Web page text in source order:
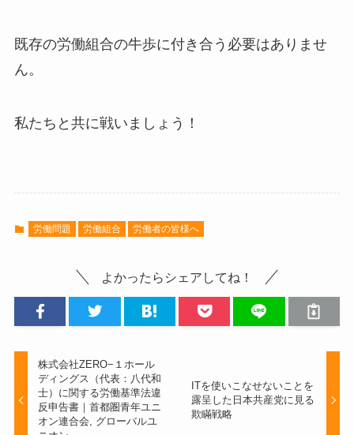
既存の労働組合の牛歩に付き合う必要はありませ
ん。
私たちと共に戦いましょう！
労働問題 労働組合 労働者の皆様へ
よかったらシェアしてね！
株式会社ZERO−１ホール
ディングス（代表：八代和
士）に関する労働基準法違
反申告書｜首都圏青年ユニ
オン連合会, グローバルユ
ITを使いこなせないことを
露呈した日本共産党に見る
欺瞞戦略